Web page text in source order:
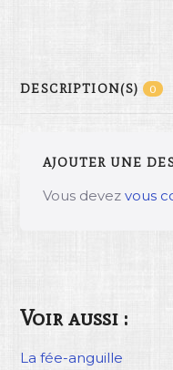
DESCRIPTION(S) 0
AJOUTER UNE
Vous devez vous
Voir aussi :
La fée-anguille